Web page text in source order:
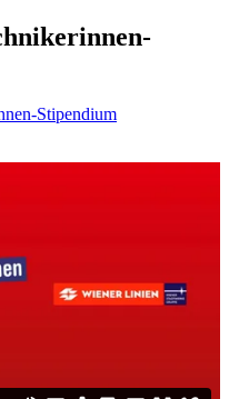
Stipendium